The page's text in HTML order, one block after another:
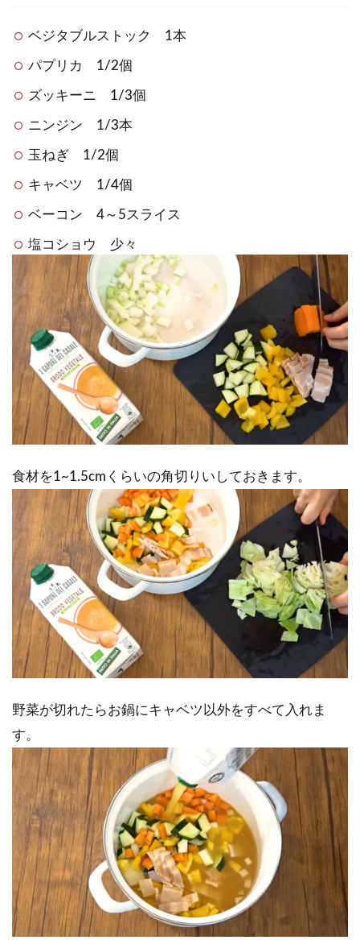
ベジタブルストック 1本
パプリカ 1/2個
ズッキーニ 1/3個
ニンジン 1/3本
玉ねぎ 1/2個
キャベツ 1/4個
ベーコン 4～5スライス
塩コショウ 少々
食材を1~1.5cmくらいの角切りいしておきます。
野菜が切れたらお鍋にキャベツ以外をすべて入れま
す。